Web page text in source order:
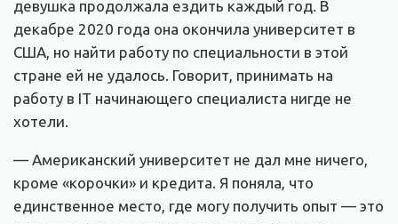
девушка продолжала ездить каждый год. В
декабре 2020 года она окончила университет в
США, но найти работу по специальности в этой
стране ей не удалось. Говорит, принимать на
работу в IT начинающего специалиста нигде не
хотели.
— Американский университет не дал мне ничего,
кроме «корочки» и кредита. Я поняла, что
единственное место, где могу получить опыт — это